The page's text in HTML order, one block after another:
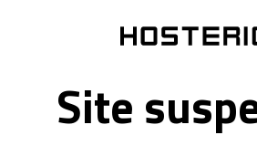
Site